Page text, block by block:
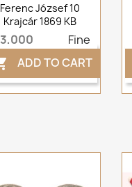
Ferenc József 10
Krajcár 1869 KB
Fine
ADD TO CART